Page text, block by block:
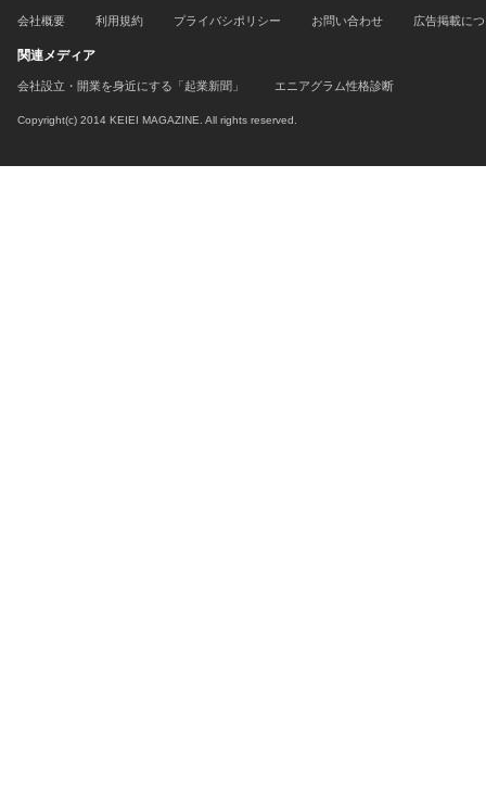
会社概要 利用規約 プライバシポリシー お問い合わせ 広告掲載に
関連メディア
会社設立・開業を身近にする「起業新聞」 エニアグラム性格診断
Copyright(c) 2014 KEIEI MAGAZINE. All rights reserved.